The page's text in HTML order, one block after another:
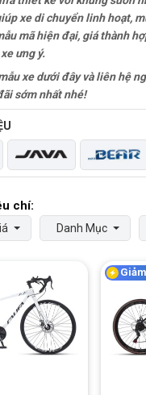
xe di chuyển linh hoạt,
mã hiện đại, giá thành
ưng ý.
xe dưới đây và liên hệ
sớm nhất nhé!
Danh Mục